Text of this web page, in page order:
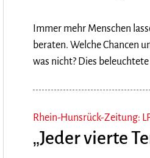
Immer mehr Menschen
beraten. Welche Chancen
was nicht? Dies
Rhein-Hunsrück-Zeitung:
„Jeder vierte